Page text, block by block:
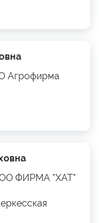
Агрофирма
ФИРМА "ХАТ"